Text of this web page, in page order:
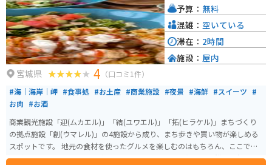
の駅 みやぎ米山は、地元の美味しいものを堪能できるだけでなく、周辺の観
光拠点としても便利な場所です。
宮城県 4 （口コミ1件）
#海｜海岸｜岬 #食事処 #お土産 #商業施設 #夜景 #海鮮 #スイーツ #
お肉 #お酒
商業観光施設「迎(ムカエル)」「結(ユワエル)」「拓(ヒラケル)」まちづくり
の拠点施設「創(ウマレル)」の4施設から成り、まち歩きや買い物が楽しめる
スポットです。 地元の食材を使ったグルメを楽しむのはもちろん、ここでし
かゲットできないお土産などもあります。 施設のすぐ側では漁船の係留風景
予算： 無料
混雑： 空いている
滞在： 2時間
施設： 屋内